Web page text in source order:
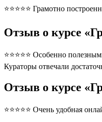
⭐⭐⭐⭐⭐ Грамотно
Отзыв о курсе
⭐⭐⭐⭐⭐ Особенно
Кураторы отвечали
Отзыв о курсе
⭐⭐⭐⭐⭐ Очень удобная